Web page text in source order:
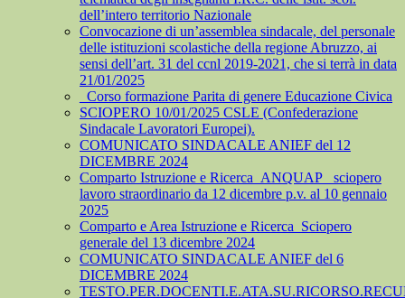
dell’intero territorio Nazionale
Convocazione di un’assemblea sindacale, del personale
delle istituzioni scolastiche della regione Abruzzo, ai
sensi dell’art. 31 del ccnl 2019-2021, che si terrà in data
21/01/2025
_Corso formazione Parita di genere Educazione Civica
SCIOPERO 10/01/2025 CSLE (Confederazione
Sindacale Lavoratori Europei).
COMUNICATO SINDACALE ANIEF del 12
DICEMBRE 2024
Comparto Istruzione e Ricerca_ANQUAP_ sciopero
lavoro straordinario da 12 dicembre p.v. al 10 gennaio
2025
Comparto e Area Istruzione e Ricerca_Sciopero
generale del 13 dicembre 2024
COMUNICATO SINDACALE ANIEF del 6
DICEMBRE 2024